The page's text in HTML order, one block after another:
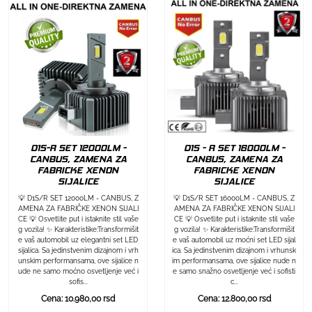
D1S-R SET 12000LM -
CANBUS, ZAMENA ZA
FABRICKE XENON
SIJALICE
💡 D1S/R SET 12000LM - CANBUS, Z
AMENA ZA FABRIČKE XENON SIJALI
CE 💡 Osvetlite put i istaknite stil vaše
g vozila! ✨ Karakteristike:Transformišit
e vaš automobil uz elegantni set LED
sijalica. Sa jedinstvenim dizajnom i vrh
unskim performansama, ove sijalice n
ude ne samo moćno osvetljenje već i
sofis...
Cena: 10.980,00 rsd
D1S - R SET 16000LM -
CANBUS, ZAMENA ZA
FABRICKE XENON
SIJALICE
💡 D1S/R SET 16000LM - CANBUS, Z
AMENA ZA FABRIČKE XENON SIJALI
CE 💡 Osvetlite put i istaknite stil vaše
g vozila! ✨ Karakteristike:Transformišit
e vaš automobil uz moćni set LED sijal
ica. Sa jedinstvenim dizajnom i vrhunsk
im performansama, ove sijalice nude n
e samo snažno osvetljenje već i sofisti
c...
Cena: 12.800,00 rsd